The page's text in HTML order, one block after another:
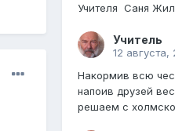
Учителя Саня
Учитель
12 августа,
Накормив всю
напоив друзей
решаем с